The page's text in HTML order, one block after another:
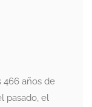
466 años de
pasado, el